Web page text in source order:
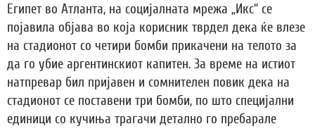
Египет во Атланта, на социјалната мрежа „Икс“ се
појавила објава во која корисник тврдел дека ќе влезе
на стадионот со четири бомби прикачени на телото за
да го убие аргентинскиот капитен. За време на истиот
натпревар бил пријавен и сомнителен повик дека на
стадионот се поставени три бомби, по што специјални
единици со кучиња трагачи детално го пребарале